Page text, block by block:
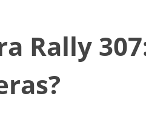
Rally